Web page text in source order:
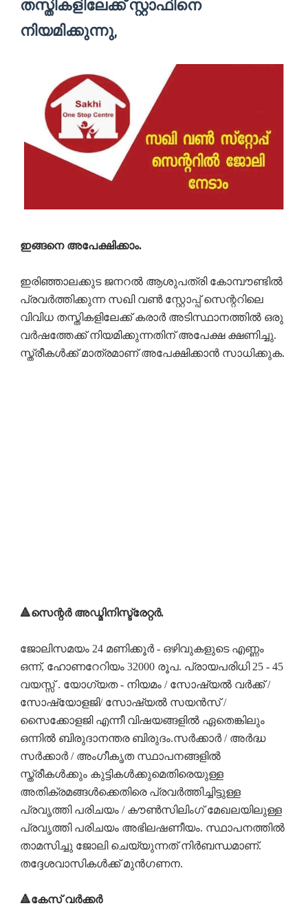
തസ്തികളിലേക്ക് സ്റ്റാഫിനെ
നിയമിക്കുന്നു,
ഇങ്ങനെ അപേക്ഷിക്കാം.
ഇരിഞ്ഞാലക്കുട ജനറൽ ആശുപത്രി കോമ്പൗണ്ടിൽ
പ്രവർത്തിക്കുന്ന സഖി വൺ സ്റ്റോപ്പ് സെന്ററിലെ
വിവിധ തസ്തികളിലേക്ക് കരാർ അടിസ്ഥാനത്തിൽ ഒരു
വർഷത്തേക്ക് നിയമിക്കുന്നതിന് അപേക്ഷ ക്ഷണിച്ചു.
സ്ത്രീകൾക്ക് മാത്രമാണ് അപേക്ഷിക്കാൻ സാധിക്കുക.
🔺സെന്റർ അഡ്മിനിസ്ട്രേറ്റർ.
ജോലിസമയം 24 മണിക്കൂർ - ഒഴിവുകളുടെ എണ്ണം
ഒന്ന്, ഹോണറേറിയം 32000 രൂപ. പ്രായപരിധി 25 - 45
വയസ്സ് . യോഗ്യത - നിയമം / സോഷ്യൽ വർക്ക് /
സോഷ്യോളജി/ സോഷ്യൽ സയൻസ് /
സൈക്കോളജി എന്നീ വിഷയങ്ങളിൽ ഏതെങ്കിലും
ഒന്നിൽ ബിരുദാനന്തര ബിരുദം.സർക്കാർ / അർദ്ധ
സർക്കാർ / അംഗീകൃത സ്ഥാപനങ്ങളിൽ
സ്ത്രീകൾക്കും കുട്ടികൾക്കുമെതിരെയുള്ള
അതിക്രമങ്ങൾക്കെതിരെ പ്രവർത്തിച്ചിട്ടുള്ള
പ്രവൃത്തി പരിചയം / കൗൺസിലിംഗ് മേഖലയിലുള്ള
പ്രവൃത്തി പരിചയം അഭിലഷണീയം. സ്ഥാപനത്തിൽ
താമസിച്ചു ജോലി ചെയ്യുന്നത് നിർബന്ധമാണ്.
തദ്ദേശവാസികൾക്ക് മുൻഗണന.
🔺കേസ് വർക്കർ